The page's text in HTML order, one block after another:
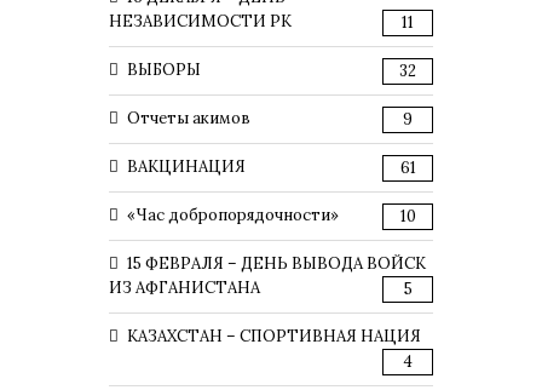
НЕЗАВИСИМОСТИ РК
11
ВЫБОРЫ 32
Отчеты акимов 9
ВАКЦИНАЦИЯ 61
«Час добропорядочности» 10
15 ФЕВРАЛЯ – ДЕНЬ ВЫВОДА ВОЙСК
ИЗ АФГАНИСТАНА
5
КАЗАХСТАН – СПОРТИВНАЯ НАЦИЯ
4